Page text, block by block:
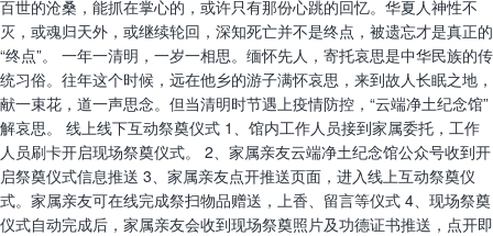
百世的沧桑，能抓在掌心的，或许只有那份心跳的回忆。华夏人神性不
灭，或魂归天外，或继续轮回，深知死亡并不是终点，被遗忘才是真正的
“终点”。 一年一清明，一岁一相思。缅怀先人，寄托哀思是中华民族的传
统习俗。往年这个时候，远在他乡的游子满怀哀思，来到故人长眠之地，
献一束花，道一声思念。但当清明时节遇上疫情防控，“云端净土纪念馆”
解哀思。 线上线下互动祭奠仪式 1、馆内工作人员接到家属委托，工作
人员刷卡开启现场祭奠仪式。 2、家属亲友云端净土纪念馆公众号收到开
启祭奠仪式信息推送 3、家属亲友点开推送页面，进入线上互动祭奠仪
式。家属亲友可在线完成祭扫物品赠送，上香、留言等仪式 4、现场祭奠
仪式自动完成后，家属亲友会收到现场祭奠照片及功德证书推送，点开即